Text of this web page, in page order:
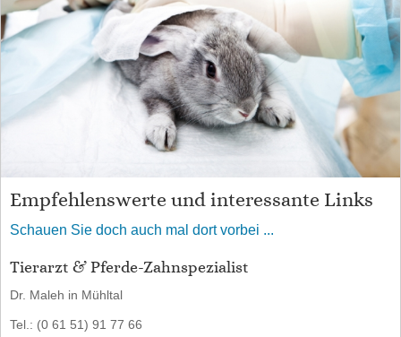
Empfehlenswerte und interessante Links
Schauen Sie doch auch mal dort vorbei ...
Tierarzt & Pferde-Zahnspezialist
Dr. Maleh in Mühltal
Tel.: (0 61 51) 91 77 66